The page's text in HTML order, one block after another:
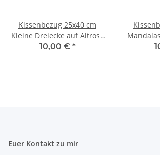
Kissenbezug 25x40 cm
Kleine Dreiecke auf Altrosa
nur Bezug
10,00 € *
Euer Kontakt zu mir